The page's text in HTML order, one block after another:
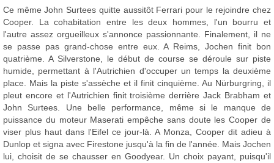
Ce même John Surtees quitte aussitôt Ferrari pour le rejoindre chez
Cooper. La cohabitation entre les deux hommes, l'un bourru et
l'autre assez orgueilleux s'annonce passionnante. Finalement, il ne
se passe pas grand-chose entre eux. A Reims, Jochen finit bon
quatrième. A Silverstone, le début de course se déroule sur piste
humide, permettant à l'Autrichien d'occuper un temps la deuxième
place. Mais la piste s'assèche et il finit cinquième. Au Nürburgring, il
pleut encore et l'Autrichien finit troisième derrière Jack Brabham et
John Surtees. Une belle performance, même si le manque de
puissance du moteur Maserati empêche sans doute les Cooper de
viser plus haut dans l'Eifel ce jour-là. A Monza, Cooper dit adieu à
Dunlop et signa avec Firestone jusqu'à la fin de l'année. Mais Jochen
lui, choisit de se chausser en Goodyear. Un choix payant, puisqu'il